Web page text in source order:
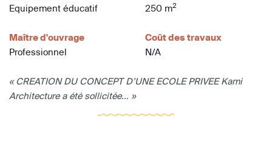
Equipement éducatif
250 m2
Maître d'ouvrage
Professionnel
Coût des travaux
N/A
« CREATION DU CONCEPT D’UNE ECOLE PRIVEE Kami
Architecture a été sollicitée... »